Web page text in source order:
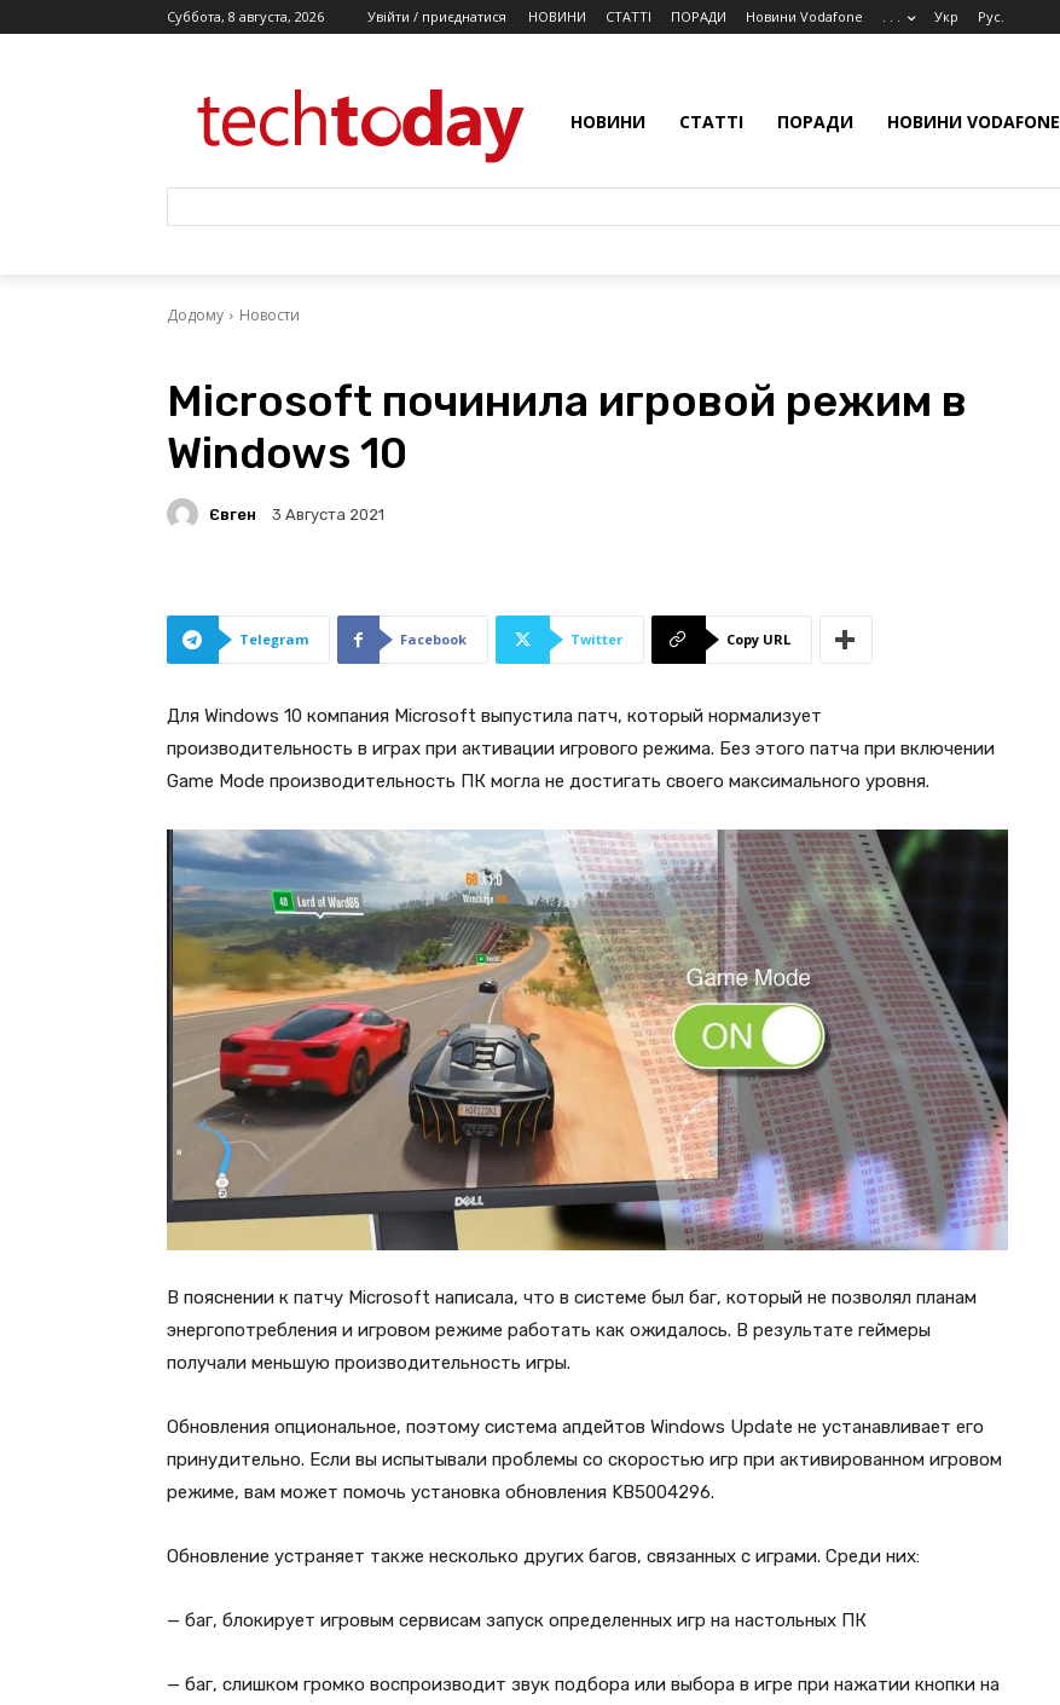
Суббота, 8 августа, 2026 Увійти / приєднатися НОВИНИ СТАТТІ ПОРАДИ Новини Vodafone . . . Укр Рус.
НОВИНИ СТАТТІ ПОРАДИ НОВИНИ VODAFONE
Додому Новости
Microsoft починила игровой режим в
Windows 10
Євген 3 Августа 2021
Telegram Facebook Twitter Copy URL
Для Windows 10 компания Microsoft выпустила патч, который нормализует
производительность в играх при активации игрового режима. Без этого патча при включении
Game Mode производительность ПК могла не достигать своего максимального уровня.
В пояснении к патчу Microsoft написала, что в системе был баг, который не позволял планам
энергопотребления и игровом режиме работать как ожидалось. В результате геймеры
получали меньшую производительность игры.
Обновления опциональное, поэтому система апдейтов Windows Update не устанавливает его
принудительно. Если вы испытывали проблемы со скоростью игр при активированном игровом
режиме, вам может помочь установка обновления KB5004296.
Обновление устраняет также несколько других багов, связанных с играми. Среди них:
— баг, блокирует игровым сервисам запуск определенных игр на настольных ПК
— баг, слишком громко воспроизводит звук подбора или выбора в игре при нажатии кнопки на